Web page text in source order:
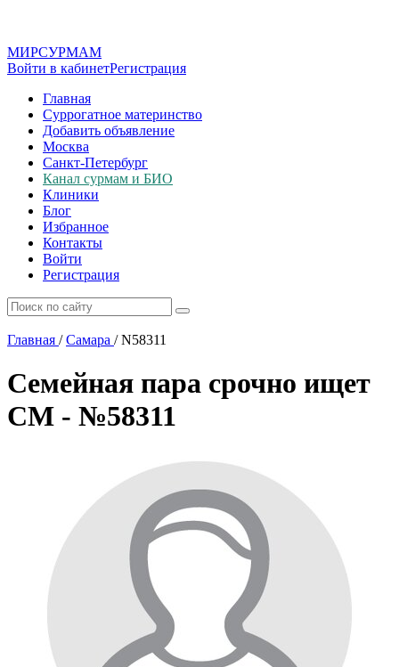
МИРСУРМАМ
Войти в кабинетРегистрация
Главная
Суррогатное материнство
Добавить объявление
Москва
Санкт-Петербург
Канал сурмам и БИО
Клиники
Блог
Избранное
Контакты
Войти
Регистрация
Главная / Самара /N58311
Семейная пара срочно ищет
СМ - №58311